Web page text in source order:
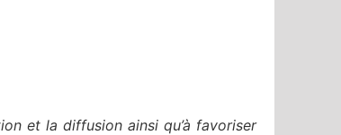
et la diffusion ainsi qu’à favoriser